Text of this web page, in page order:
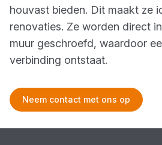
houvast bieden. Dit maakt ze
renovaties. Ze worden direct
muur geschroefd, waardoor
verbinding ontstaat.
Neem contact met ons op